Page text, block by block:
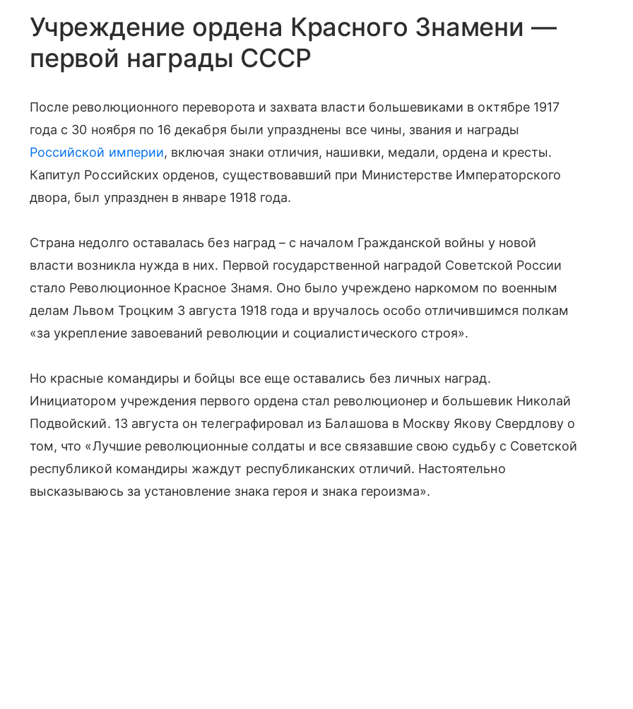
Учреждение ордена Красного Знамени —
первой награды СССР
После революционного переворота и захвата власти большевиками в октябре 1917
года с 30 ноября по 16 декабря были упразднены все чины, звания и награды
Российской империи, включая знаки отличия, нашивки, медали, ордена и кресты.
Капитул Российских орденов, существовавший при Министерстве Императорского
двора, был упразднен в январе 1918 года.
Страна недолго оставалась без наград – с началом Гражданской войны у новой
власти возникла нужда в них. Первой государственной наградой Советской России
стало Революционное Красное Знамя. Оно было учреждено наркомом по военным
делам Львом Троцким 3 августа 1918 года и вручалось особо отличившимся полкам
«за укрепление завоеваний революции и социалистического строя».
Но красные командиры и бойцы все еще оставались без личных наград.
Инициатором учреждения первого ордена стал революционер и большевик Николай
Подвойский. 13 августа он телеграфировал из Балашова в Москву Якову Свердлову о
том, что «Лучшие революционные солдаты и все связавшие свою судьбу с Советской
республикой командиры жаждут республиканских отличий. Настоятельно
высказываюсь за установление знака героя и знака героизма».